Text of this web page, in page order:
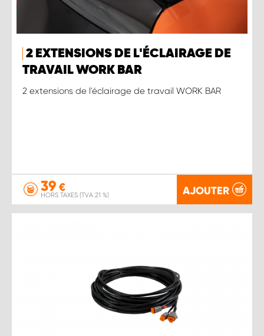
2 EXTENSIONS DE L'ÉCLAIRAGE DE
TRAVAIL WORK BAR
2 extensions de l'éclairage de travail WORK BAR
39 €
HORS TAXES (TVA 21 %) AJOUTER